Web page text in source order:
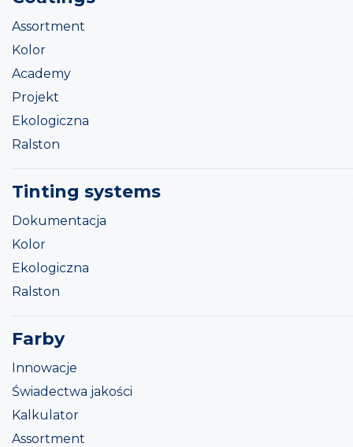
Assortment
Kolor
Academy
Projekt
Ekologiczna
Ralston
Tinting systems
Dokumentacja
Kolor
Ekologiczna
Ralston
Farby
Innowacje
Świadectwa jakości
Kalkulator
Assortment